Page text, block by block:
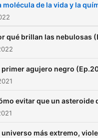
molécula de la vida y la
qué brillan las nebulosas
primer agujero negro
evitar que un asteroide
universo más extremo,